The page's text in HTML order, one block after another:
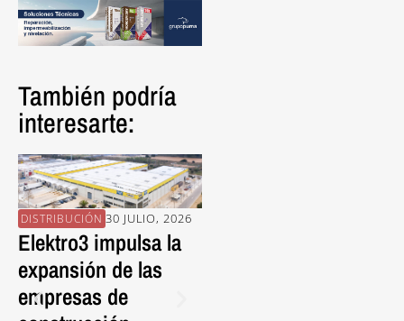
También podría
interesarte:
DISTRIBUCIÓN 30 JULIO, 2026
Elektro3 impulsa la
expansión de las
empresas de